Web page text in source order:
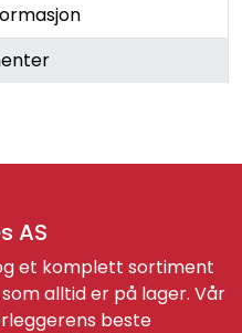
AS
et komplett sortiment
alltid er på lager. Vår
beste